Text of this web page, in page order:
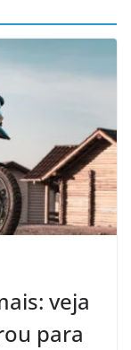
veja
para